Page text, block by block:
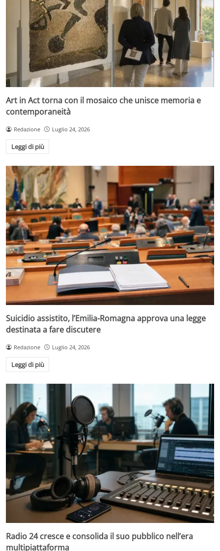
Art in Act torna con il mosaico che unisce memoria e
contemporaneità
Redazione Luglio 24, 2026
Leggi di più
Suicidio assistito, l’Emilia-Romagna approva una legge
destinata a fare discutere
Redazione Luglio 24, 2026
Leggi di più
Radio 24 cresce e consolida il suo pubblico nell’era
multipiattaforma